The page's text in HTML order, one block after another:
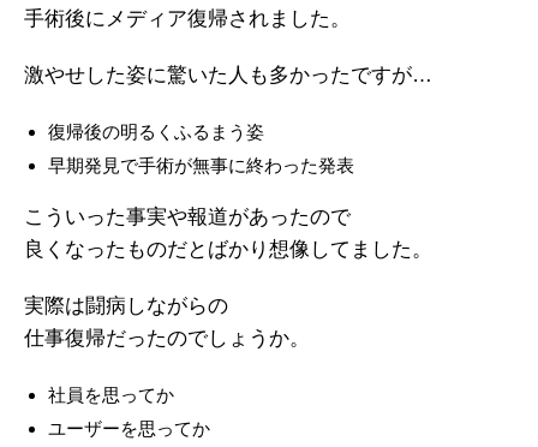
手術後にメディア復帰されました。
激やせした姿に驚いた人も多かったですが…
復帰後の明るくふるまう姿
早期発見で手術が無事に終わった発表
こういった事実や報道があったので
良くなったものだとばかり想像してました。
実際は闘病しながらの
仕事復帰だったのでしょうか。
社員を思ってか
ユーザーを思ってか